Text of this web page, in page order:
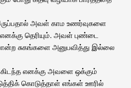
அவள் காம உணர்வுகளை
தெரியும். அவள் புண்டை
சுகங்களை அனுபவித்து இல்லை
எனக்கு அவளை ஒக்கும்
கொடுத்தாள் எங்கள் ஊரில்